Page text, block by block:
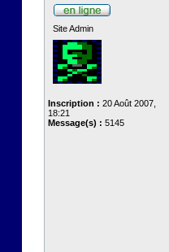
Site Admin
Inscription : 20 Août 2007,
18:21
Message(s) : 5145